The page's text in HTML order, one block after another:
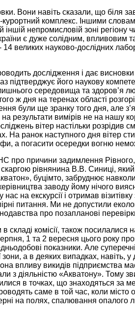
Вони навіть сказали, що біля
комплекс. Іншими
іншій непромисловій зоні регіону
є дуже солідним, впливовим
великих науково-дослідних
дослідження і дає
його наукову
середовища та здоров’я
ж дня на теренах області
були ще зранку того дня, але
результати вимірів не на нашу
вітер настільки розрідив
На ранок наступного дня вітер
а погасити осередки вогню
причини задимлення Рівного,
рівнянина В.В. Синиці,
буцімто, забруднює
заводу йому нічого
на екскурсії і отримав
питання. Ми не допустили
про позапланові
складі комісії, також посилалися
1 та 2 вересня цього року
показники. Але
а в деяких випадках, навіть, у
впливу викидів підприємства
з діяльністю «Акватону». Тому
в точках, що знаходяться за
саме в той час, коли місто
на полях, спалювання опалого